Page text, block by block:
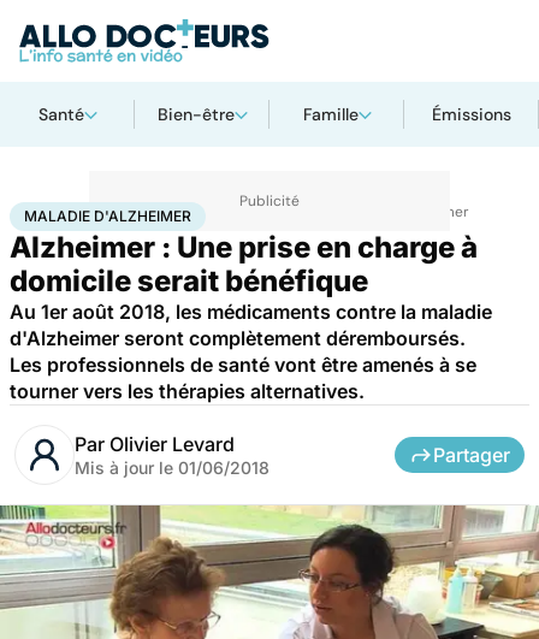
Santé Bien-être Famille Émissions
AccueilSantéMaladiesMaladies neurologiques Maladie d'Alzheimer
MALADIE D'ALZHEIMER
Alzheimer : Une prise en charge à
domicile serait bénéfique
Au 1er août 2018, les médicaments contre la maladie
d'Alzheimer seront complètement déremboursés.
Les professionnels de santé vont être amenés à se
tourner vers les thérapies alternatives.
Par Olivier Levard
Mis à jour le 01/06/2018
Partager